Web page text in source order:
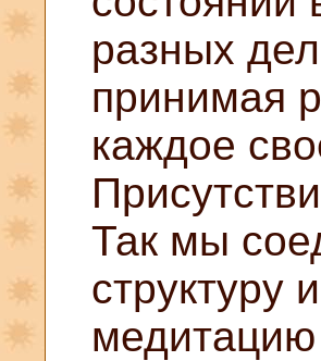
разных
принимая
каждое
Так мы
структуру